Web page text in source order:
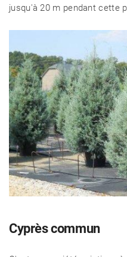
jusqu'à 20 m pendant cette
Cyprès commun
CHALET